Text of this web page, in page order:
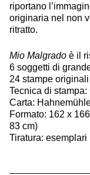
riportano
originaria nel non
ritratto.
Mio Malgrado è il
6 soggetti di
24 stampe originali
Tecnica di stampa:
Carta:
Formato: 162 x
83 cm)
Tiratura: esemplari